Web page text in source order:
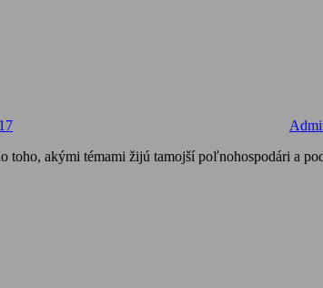
toho, akými témami žijú tamojší poľnohospodári a